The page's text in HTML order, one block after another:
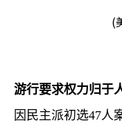
(
游行要求权力归于
因民主派初选47人